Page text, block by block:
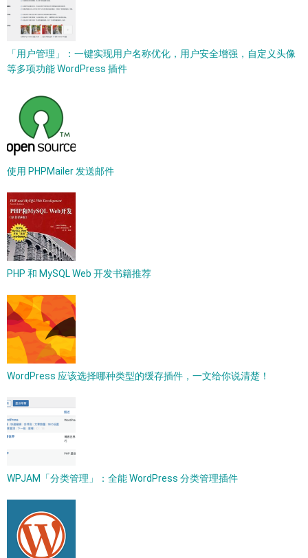
「用户管理」：一键实现用户名称优化，用户安全增强，自定义头像
等多项功能 WordPress 插件
使用 PHPMailer 发送邮件
PHP 和 MySQL Web 开发书籍推荐
WordPress 应该选择哪种类型的缓存插件，一文给你说清楚！
WPJAM「分类管理」：全能 WordPress 分类管理插件